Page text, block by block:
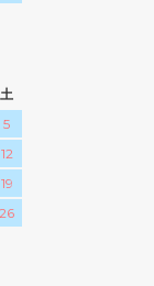
土
5
12
19
26